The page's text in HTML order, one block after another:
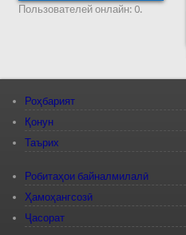
Пользователей онлайн: 0.
Роҳбарият
Қонун
Таърих
Робитаҳои байналмилалӣ
Ҳамоҳангсозӣ
Ҷасорат